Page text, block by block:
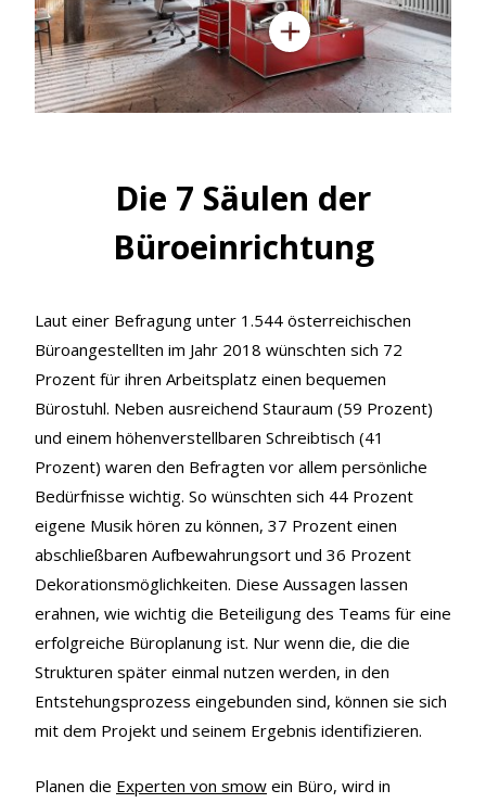
Die 7 Säulen der
Büroeinrichtung
Laut einer Befragung unter 1.544 österreichischen
Büroangestellten im Jahr 2018 wünschten sich 72
Prozent für ihren Arbeitsplatz einen bequemen
Bürostuhl. Neben ausreichend Stauraum (59 Prozent)
und einem höhenverstellbaren Schreibtisch (41
Prozent) waren den Befragten vor allem persönliche
Bedürfnisse wichtig. So wünschten sich 44 Prozent
eigene Musik hören zu können, 37 Prozent einen
abschließbaren Aufbewahrungsort und 36 Prozent
Dekorationsmöglichkeiten. Diese Aussagen lassen
erahnen, wie wichtig die Beteiligung des Teams für eine
erfolgreiche Büroplanung ist. Nur wenn die, die die
Strukturen später einmal nutzen werden, in den
Entstehungsprozess eingebunden sind, können sie sich
mit dem Projekt und seinem Ergebnis identifizieren.
Planen die Experten von smow ein Büro, wird in